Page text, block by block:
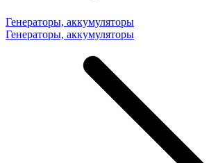
Генераторы, аккумуляторы
Генераторы, аккумуляторы